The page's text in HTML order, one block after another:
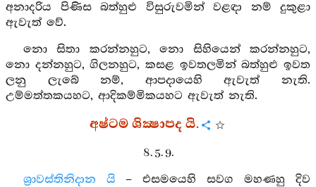
අනාදරිය පිණිස බත්හුළු විසුරුවමින් වළඳා නම් දුකුළා
ඇවැත් වේ.
නො සිතා කරන්නහුට, නො සිහියෙන් කරන්නහුට,
නො දන්නහුට, ගිලනහුට, කසළ ඉවතලමින් බත්හුළු ඉවත
ලනු ලැබේ නම්, ආපදායෙහි ඇවැත් නැති.
උම්මත්තකයහට, ආදිකම්මිකයහට ඇවැත් නැති.
අෂ්ටම ශික්‍ෂාපද යි.
8. 5. 9.
ශ්‍රාවස්තිනිදාන යි – එසමයෙහි සවග මහණහු දිව